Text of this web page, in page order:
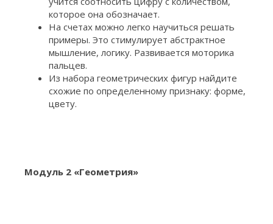
которое она обозначает.
На счетах можно легко научиться решать
примеры. Это стимулирует абстрактное
мышление, логику. Развивается моторика
пальцев.
Из набора геометрических фигур найдите
схожие по определенному признаку: форме,
цвету.
Модуль 2 «Геометрия»